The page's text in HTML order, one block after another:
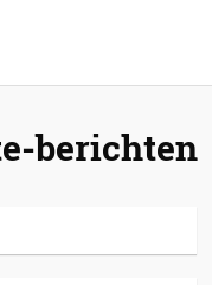
berichten